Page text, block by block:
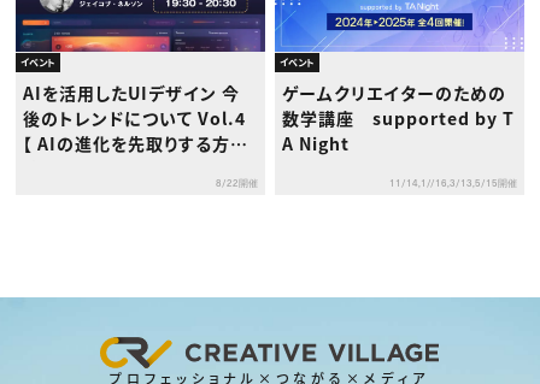
イベント
AIを活用したUIデザイン 今
後のトレンドについて Vol.4
【 AIの進化を先取りする方
8/22開催
イベント
ゲームクリエイターのための
数学講座 supported by T
A Night
11/14,1//16,3/13,5/15開催
プロフェッショナル×つながる×メディア